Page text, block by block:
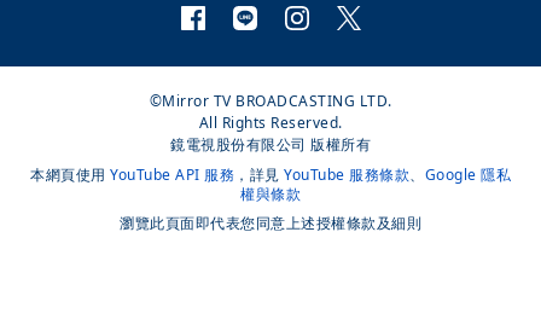
©Mirror TV BROADCASTING LTD.
All Rights Reserved.
鏡電視股份有限公司 版權所有
本網頁使用 YouTube API 服務 ，詳見 YouTube 服務條款、 Google 隱私
權與條款
瀏覽此頁面即代表您同意上述授權條款及細則